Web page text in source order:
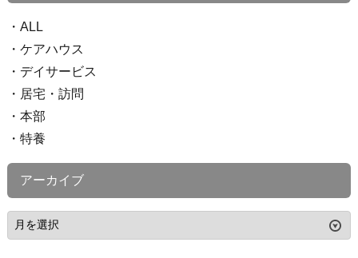
ALL
ケアハウス
デイサービス
居宅・訪問
本部
特養
アーカイブ